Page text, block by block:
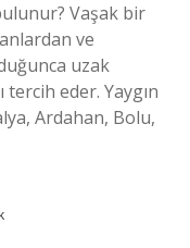
Vaşak bir
ve
uzak
tercih eder. Yaygın
Ardahan, Bolu,